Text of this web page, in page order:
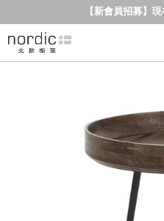
【新會員招募】